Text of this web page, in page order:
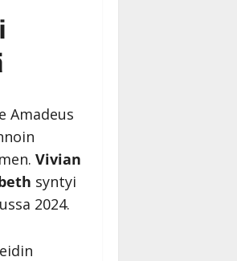
Amadeus
Vivian
syntyi
2024.